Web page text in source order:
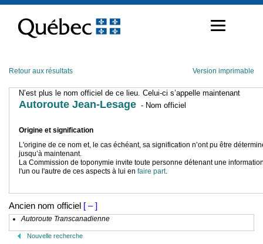
contenu
Retour aux résultats Version imprimable
N’est plus le nom officiel de ce lieu. Celui-ci s’appelle maintenant
Autoroute Jean-Lesage - Nom officiel
Origine et signification
L'origine de ce nom et, le cas échéant, sa signification n’ont pu être
jusqu’à maintenant.
La Commission de toponymie invite toute personne détenant une
l'un ou l'autre de ces aspects à lui en faire part.
Ancien nom officiel [ – ]
Autoroute Transcanadienne
Nouvelle recherche